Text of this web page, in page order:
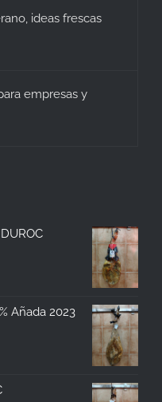
ideas frescas
empresas y
Añada 2023